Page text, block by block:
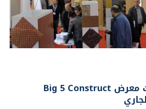
انطلاق فعاليات معرض Big 5 Construct